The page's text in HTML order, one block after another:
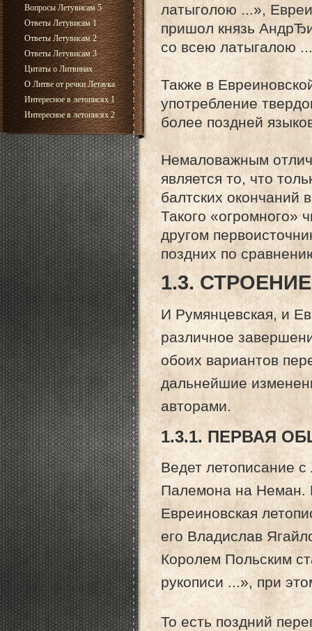
Вопросы Летувисам 5
Ответы Летувисам 1
Ответы Летувисам 2
Ответы Летувисам 3
Цитаты о Литвинах
О Литве от речки Летаука
Интересное в летописях 1
Интересное в летописях 2
латыголою ...»,
пришол князь
со всею латыгалою
Также в
употребление
более поздней
Немаловажным
является то, что
балтских окончаний
Такого «огромного»
другом
поздних по
1.3. СТРОЕНИЕ
И Румянцевская, и
различное
обоих вариантов
дальнейшие
авторами.
1.3.1. ПЕРВАЯ
Ведет летописание
Палемона на Неман.
Евреиновская
его Владислав
Королем Польским
рукописи ...», при
То есть поздний